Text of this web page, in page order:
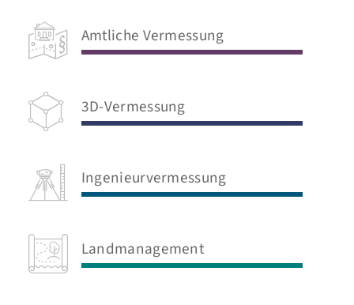
Amtliche Vermessung
3D-Vermessung
Ingenieurvermessung
Landmanagement